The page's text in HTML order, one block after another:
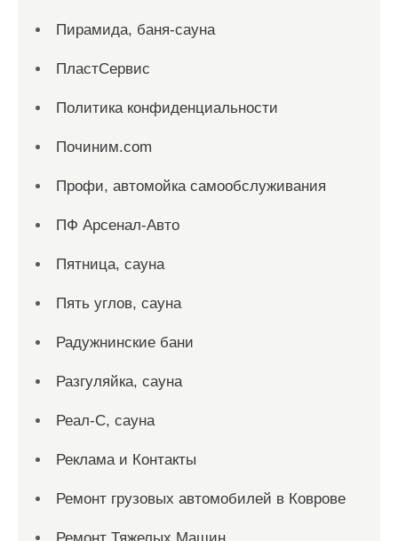
Пирамида, баня-сауна
ПластСервис
Политика конфиденциальности
Починим.com
Профи, автомойка самообслуживания
ПФ Арсенал-Авто
Пятница, сауна
Пять углов, сауна
Радужнинские бани
Разгуляйка, сауна
Реал-С, сауна
Реклама и Контакты
Ремонт грузовых автомобилей в Коврове